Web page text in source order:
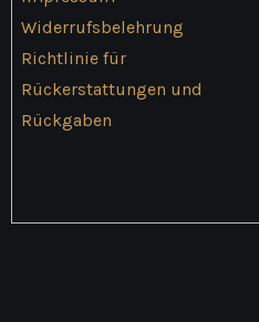
Widerrufsbelehrung
Richtlinie für
Rückerstattungen und
Rückgaben